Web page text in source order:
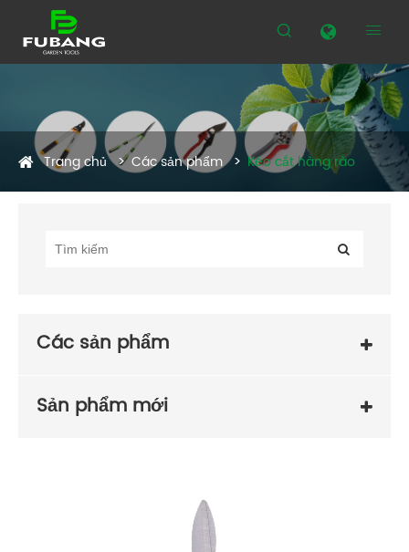
 
Trang chủ Các sản phẩm Kéo cắt hàng rào
Các sản phẩm
Sản phẩm mới